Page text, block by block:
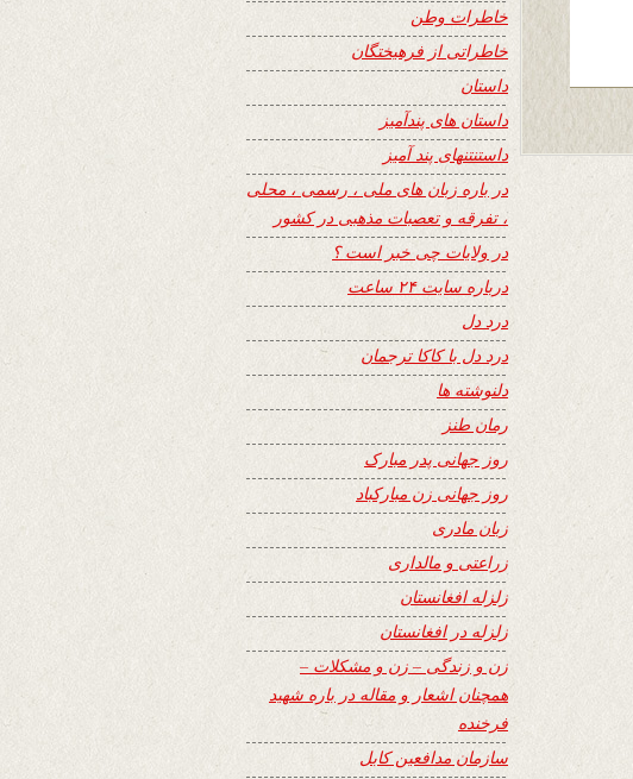
خاطرات وطن
خاطراتی از فرهیختگان
داستان
داستان های پندآمیز
داستنتنهای پند آمیز
در باره زبان های ملی ، رسمی ، محلی
، تفرقه و تعصبات مذهبی در کشور
در ولایات چی خبر است ؟
درباره سایت ۲۴ ساعت
درد دل
درد دل با کاکا ترجمان
دلنوشته ها
رمان طنز
روز جهانی پدر مبارک
روز جهانی زن مبارکباد
زبان مادری
زراعتی و مالداری
زلزله افغانستان
زلزله در افغانستان
زن و زندگی – زن و مشکلات –
همچنان اشعار و مقاله در باره شهید
فرخنده
سازمان مدافعین کابل